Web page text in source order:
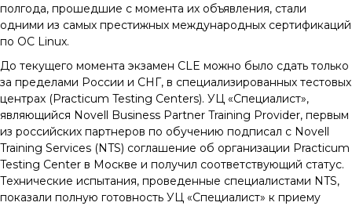
полгода, прошедшие с момента их объявления, стали
одними из самых престижных международных сертификаций
по ОС Linux.
До текущего момента экзамен CLE можно было сдать только
за пределами России и СНГ, в специализированных тестовых
центрах (Practicum Testing Centers). УЦ «Специалист»,
являющийся Novell Business Partner Training Provider, первым
из российских партнеров по обучению подписал с Novell
Training Services (NTS) соглашение об организации Practicum
Testing Center в Москве и получил соответствующий статус.
Технические испытания, проведенные специалистами NTS,
показали полную готовность УЦ «Специалист» к приему